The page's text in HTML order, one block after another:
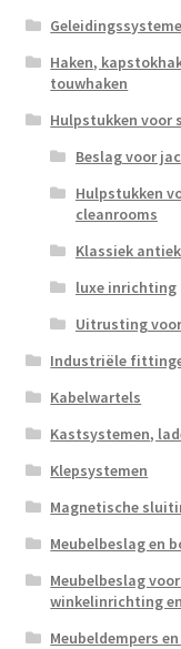
Haken,
touwhaken
Hulpstukken voor
Beslag voor
Hulpstukken
cleanrooms
Klassiek
luxe inrichting
Uitrusting
Industriële
Kabelwartels
Kastsystemen,
Klepsystemen
Magnetische
Meubelbeslag en
Meubelbeslag
winkelinrichting
Meubeldempers